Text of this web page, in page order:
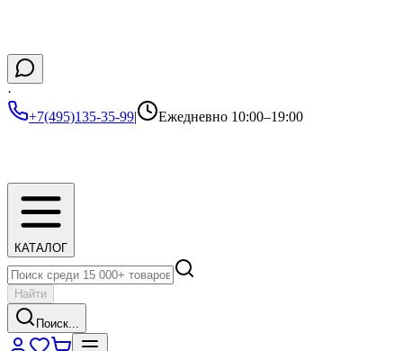
·
+7(495)135-35-99| Ежедневно 10:00–19:00
КАТАЛОГ
Найти
Поиск...